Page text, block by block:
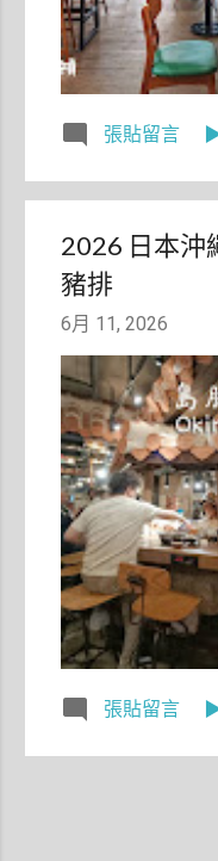
張貼留言
2026 日本沖
豬排
6月 11, 2026
張貼留言